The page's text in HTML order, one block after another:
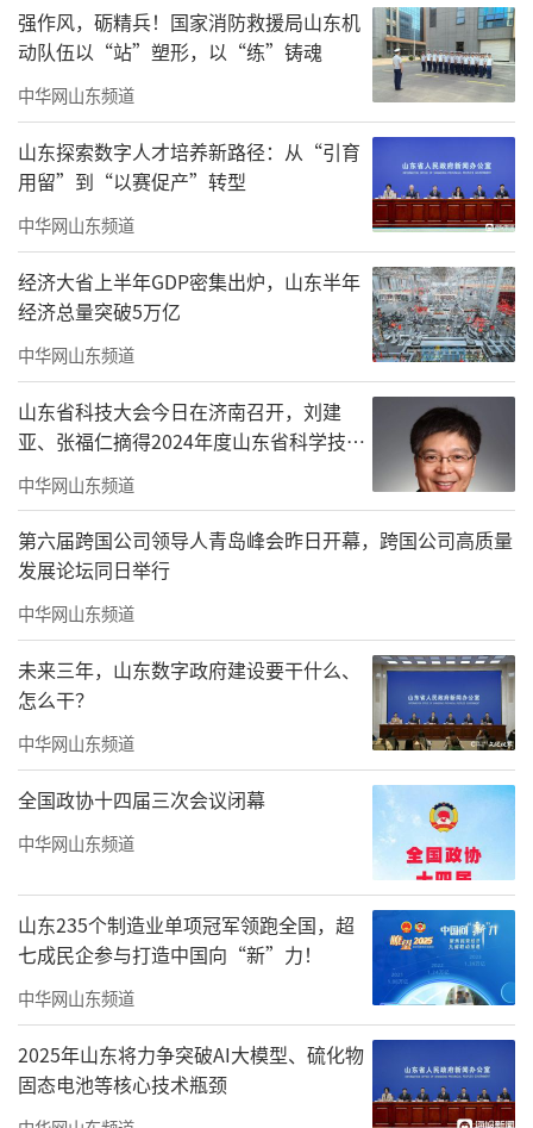
战”的灵活性并不意味着“孤军奋战”。恰恰
相反，越是轻量化的个体，越需要厚重的生态
底座。“一人公司”，不等于一个人的公司，
它应该是一整条产业链、一个区域乃至一个城
市共同托举的公司。
换言之，OPC生命力之强不在于
其“小”，却恰恰在其背后链接的生态
之“大”。
青岛科创走廊无异于一个巨型实验室、孵
化器。它能为OPC带来什么？这片土地如何
让“微缩团队”拥有挑战全球市场、攻克硬核
赛道的能力？这种“小而美”的爆发，究竟揭
示了怎样的时代逻辑？
01工具革命，用AI消解“规模壁垒”
想要做硬核研发，需要庞大的实验室；想
要服务全国市场，需要成百上千的运营团队。
但“规模”真的等于“竞争力”吗？
位于崂山区的青岛锐斯通智能科技有限公
司，给出了一个极具冲击力的答案。核心团队
仅有3到4人，却选中了“新材料”这条极度烧
在马来西亚大学绿色智节校园项目中，锐
斯通融合AI强化学习算法打造了一个智能管控系
统，配合其自主研发的“沃达超材料”，可实
现建筑“动态感知—智能决策—自适应调节”，
使得项目年度能耗降低42%。其中，绿色能源A
强作风，砺精兵！国家消防救援局山东机
动队伍以“站”塑形，以“练”铸魂
中华网山东频道
山东探索数字人才培养新路径：从“引育
用留”到“以赛促产”转型
中华网山东频道
经济大省上半年GDP密集出炉，山东半年
经济总量突破5万亿
中华网山东频道
山东省科技大会今日在济南召开，刘建
亚、张福仁摘得2024年度山东省科学技术
奖最高奖！
中华网山东频道
第六届跨国公司领导人青岛峰会昨日开幕，跨国公司高质量
发展论坛同日举行
中华网山东频道
未来三年，山东数字政府建设要干什么、
怎么干？
中华网山东频道
全国政协十四届三次会议闭幕
中华网山东频道
山东235个制造业单项冠军领跑全国，超
七成民企参与打造中国向“新”力！
中华网山东频道
2025年山东将力争突破AI大模型、硫化物
固态电池等核心技术瓶颈